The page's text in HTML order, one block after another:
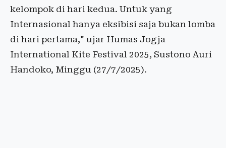
kelompok di hari kedua. Untuk yang
Internasional hanya eksibisi saja bukan lomba
di hari pertama," ujar Humas Jogja
International Kite Festival 2025, Sustono Auri
Handoko, Minggu (27/7/2025).